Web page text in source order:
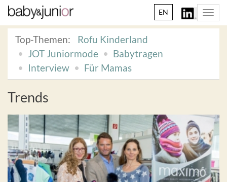
EN
Top-Themen:
Rofu Kinderland
JOT Juniormode
Babytragen
Interview
Für Mamas
Trends